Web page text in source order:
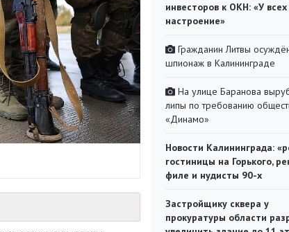
инвесторов к ОКН: «У
настроение»
Гражданин Литвы
шпионаж в Калининграде
На улице Баранова
липы по требованию
«Динамо»
Новости Калининграда:
гостиницы на Горького,
филе и нудисты 90-х
Застройщику сквера у
прокуратуры области